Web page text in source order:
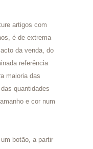
artigos com
é de extrema
da venda, do
referência
maioria das
quantidades
e cor num
botão, a partir